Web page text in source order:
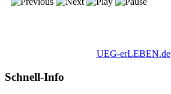
UEG-erLEBEN.de
Schnell-Info